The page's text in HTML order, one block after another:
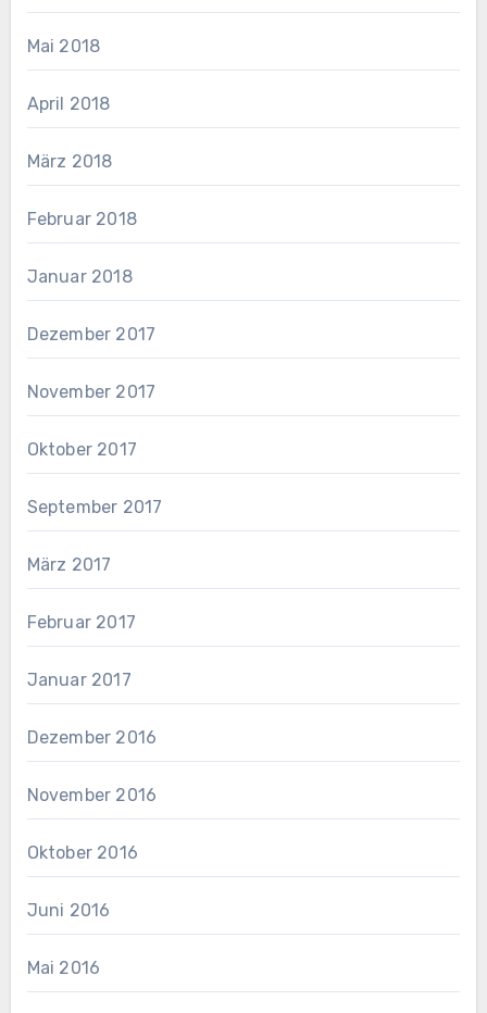
Mai 2018
April 2018
März 2018
Februar 2018
Januar 2018
Dezember 2017
November 2017
Oktober 2017
September 2017
März 2017
Februar 2017
Januar 2017
Dezember 2016
November 2016
Oktober 2016
Juni 2016
Mai 2016